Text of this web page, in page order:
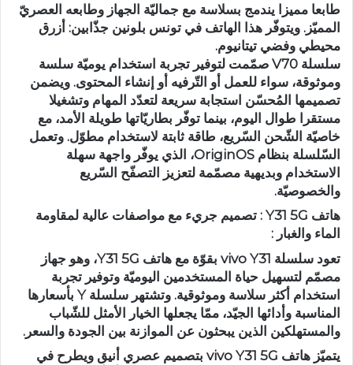
طابعا مميزا يندمج بسلاسة مع جماليّة الجهاز وطابعه العصريّ
المميّز. ويتوفّر هذا الهاتف في تونس بلونين جذّابين: أزرق
محيطي وفضي تيتانيوم.
سلسلة V70 صمّمت لتوفير تجربة استخدام يوميّة سلسة
وموثوقة، سواء للعمل أو التّرفيه أو إنشاء المحتوى. ويضمن
تصميمها المُحسّن استجابة سريعة لتعدّد المهام وتشغيلا
مستقرا طوال اليوم، بينما توفّر بطاريّاتها طويلة الأمد، مع
خاصيّة الشّحن السّريع، طاقة ثابتة لاستخدام مطوّل. وتعمل
السّلسلة بنظام OriginOS، الذي يوفّر واجهة سهلة
الاستخدام وبديهية مصمّمة لتعزيز التصفّح السّريع
والخصوصيّة.
هاتف Y31 5G : تصميم جريء مع مواصفات عالية لمقاومة
الماء والغبار :
تعود سلسلة vivo Y31 بقوّة مع هاتف Y31 5G، وهو جهاز
مصمّم لتسهيل حياة المستخدمين اليوميّة وتوفير تجربة
استخدام أكثر سلاسة وموثوقية. وتشتهر سلسلة Y بأسعارها
المناسبة وأدائها الجيّد، ممّا يجعلها الخيار الأمثل للشّباب
والمستهلكين الذين يبحثون عن الموازنة بين الجودة والسعر.
يتميّز هاتف vivo Y31 5G بتصميم عصري أنيق ويطرح في